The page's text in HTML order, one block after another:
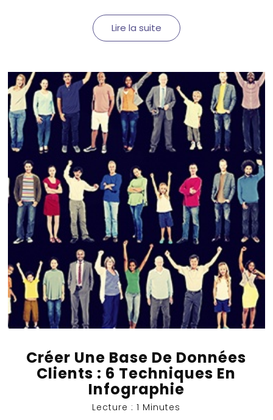
Lire la suite
Créer Une Base De Données
Clients : 6 Techniques En
Infographie
Lecture : 1 Minutes